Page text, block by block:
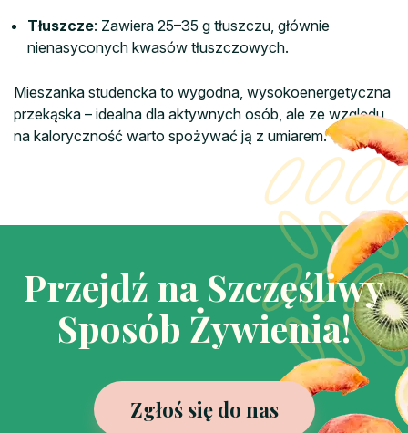
Tłuszcze: Zawiera 25–35 g tłuszczu, głównie
nienasyconych kwasów tłuszczowych.
Mieszanka studencka to wygodna, wysokoenergetyczna
przekąska – idealna dla aktywnych osób, ale ze względu
na kaloryczność warto spożywać ją z umiarem.
Przejdź na Szczęśliwy
Sposób Żywienia!
Zgłoś się do nas